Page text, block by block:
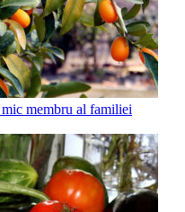
membru al familiei